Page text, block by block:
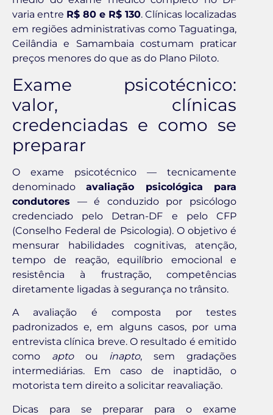
varia entre R$ 80 e R$ 130. Clínicas localizadas
em regiões administrativas como Taguatinga,
Ceilândia e Samambaia costumam praticar
preços menores do que as do Plano Piloto.
Exame psicotécnico:
valor, clínicas
credenciadas e como se
preparar
O exame psicotécnico — tecnicamente
denominadoavaliação psicológica para
condutores — é conduzido por psicólogo
credenciado pelo Detran-DF e pelo CFP
(Conselho Federal de Psicologia). O objetivo é
mensurar habilidades cognitivas, atenção,
tempo de reação, equilíbrio emocional e
resistência à frustração, competências
diretamente ligadas à segurança no trânsito.
A avaliação é composta por testes
padronizados e, em alguns casos, por uma
entrevista clínica breve. O resultado é emitido
como aptoou inapto, sem gradações
intermediárias. Em caso de inaptidão, o
motorista tem direito a solicitar reavaliação.
Dicas para se preparar para o exame